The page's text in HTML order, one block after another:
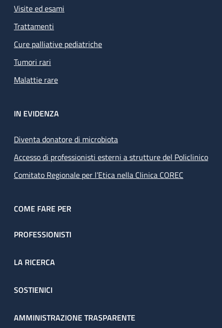
Visite ed esami
Trattamenti
Cure palliative pediatriche
Tumori rari
Malattie rare
IN EVIDENZA
Diventa donatore di microbiota
Accesso di professionisti esterni a strutture del Policlinico
Comitato Regionale per l’Etica nella Clinica COREC
COME FARE PER
PROFESSIONISTI
LA RICERCA
SOSTIENICI
AMMINISTRAZIONE TRASPARENTE